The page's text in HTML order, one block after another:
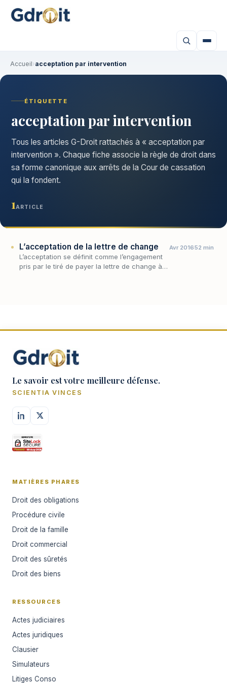
Accueil›acceptation par intervention
ÉTIQUETTE
acceptation par intervention
Tous les articles G-Droit rattachés à « acceptation par
intervention ». Chaque fiche associe la règle de droit dans
sa forme canonique aux arrêts de la Cour de cassation
qui la fondent.
1 ARTICLE
L’acceptation de la lettre de change
L’acceptation se définit comme l’engagement
pris par le tiré de payer la lettre de change à
Avr 201652 min
Le savoir est votre meilleure défense.
SCIENTIA VINCES
MATIÈRES PHARES
Droit des obligations
Procédure civile
Droit de la famille
Droit commercial
Droit des sûretés
Droit des biens
RESSOURCES
Actes judiciaires
Actes juridiques
Clausier
Simulateurs
Litiges Conso